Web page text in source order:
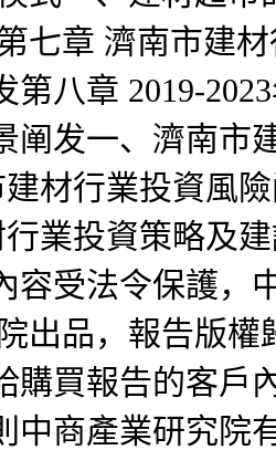
七章 濟南市建
八章 2019-
阐发一、濟南
材行業投資風
業投資策略及
容受法令保護
出品，報告版
購買報告的客
中商產業研究